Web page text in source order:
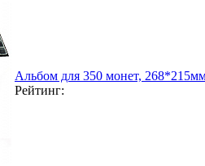
Альбом для 350 монет,
Рейтинг: